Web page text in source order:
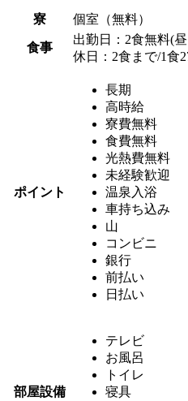
寮 個室（無料）
食事
出勤日：2食無料(
休日：2食まで/1食
ポイント
長期
高時給
寮費無料
食費無料
光熱費無料
未経験歓迎
温泉入浴
車持ち込み
山
コンビニ
銀行
前払い
日払い
部屋設備
テレビ
お風呂
トイレ
寝具